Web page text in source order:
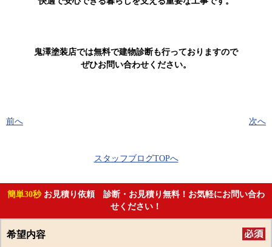
鬼澤塗装店では無料で建物診断も行っておりますので
ぜひお問い合わせください。
前へ 次へ
スタッフブログTOPへ
簡単30秒 お見積り依頼 診断・お見積り無料！お気軽にお問い合わ
せください！
希望内容